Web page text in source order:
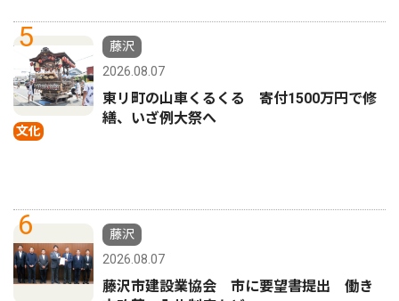
5
文化
藤沢
2026.08.07
東リ町の山車くるくる 寄付1500万円で修
繕、いざ例大祭へ
6
藤沢
2026.08.07
藤沢市建設業協会 市に要望書提出 働き